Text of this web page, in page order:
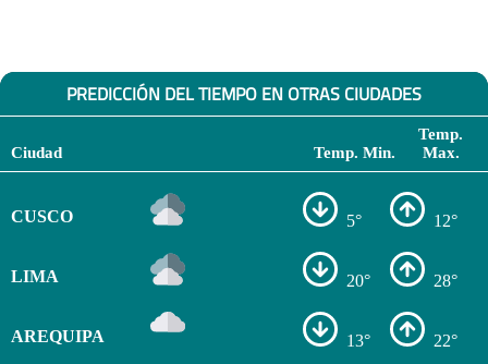
PREDICCIÓN DEL TIEMPO EN OTRAS CIUDADES
Ciudad Temp. Min.
Temp.
Max.
CUSCO 5° 12°
LIMA 20° 28°
AREQUIPA 13° 22°